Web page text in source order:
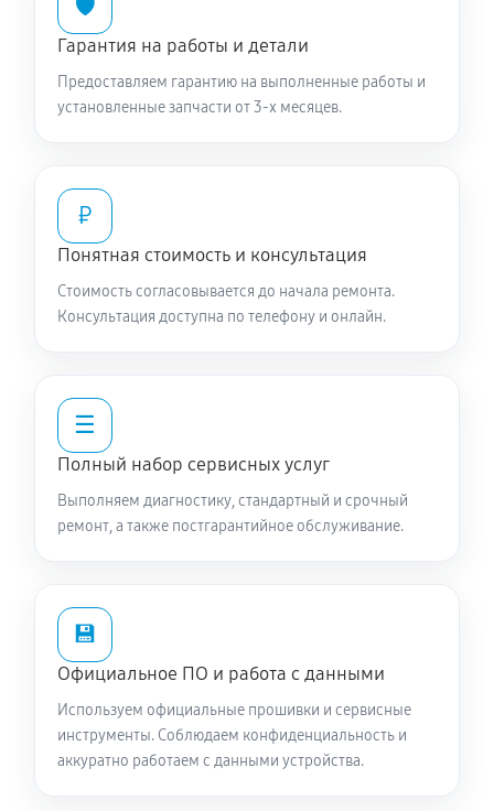
🛡️
Гарантия на работы и детали
Предоставляем гарантию на выполненные работы и
установленные запчасти от 3-х месяцев.
₽
Понятная стоимость и консультация
Стоимость согласовывается до начала ремонта.
Консультация доступна по телефону и онлайн.
☰
Полный набор сервисных услуг
Выполняем диагностику, стандартный и срочный
ремонт, а также постгарантийное обслуживание.
💾
Официальное ПО и работа с данными
Используем официальные прошивки и сервисные
инструменты. Соблюдаем конфиденциальность и
аккуратно работаем с данными устройства.